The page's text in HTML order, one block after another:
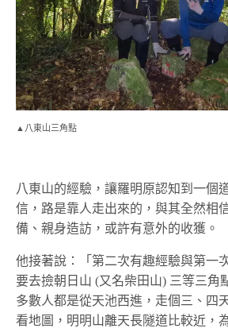
▲八東山三角點
八東山的經驗，讓羅明原認知到一個
信，路是靠人走出來的，與其全然相
備、親身造訪，或許有意外的收獲。
他接著說：「第二次有趣經驗與第一
要去撿朝日山 (又名柴田山) 三等三角
多數人都是從天池西進，走個三、四
看地圖，明明山離天長隧道比較近，